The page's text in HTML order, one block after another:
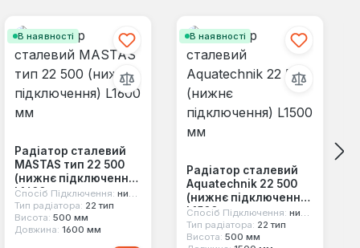
В наявності
Радіатор сталевий
MASTAS тип 22 500
(нижнє підключення)
L1600 мм
Спосіб Підключення: нижнє
Тип радіатора: 22 тип
Висота: 500 мм
Довжина: 1600 мм
В наявності
Радіатор сталевий
Aquatechnik 22 500
(нижнє підключення)
L1500 мм
Спосіб Підключення: нижнє
Тип радіатора: 22 тип
Висота: 500 мм